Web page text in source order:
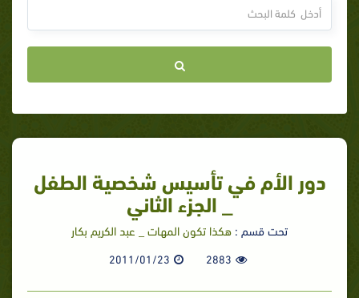
دور الأم في تأسيس شخصية الطفل
_ الجزء الثاني
تحت قسم : هكذا تكون المهات _ عبد الكريم بكار
2883
2011/01/23